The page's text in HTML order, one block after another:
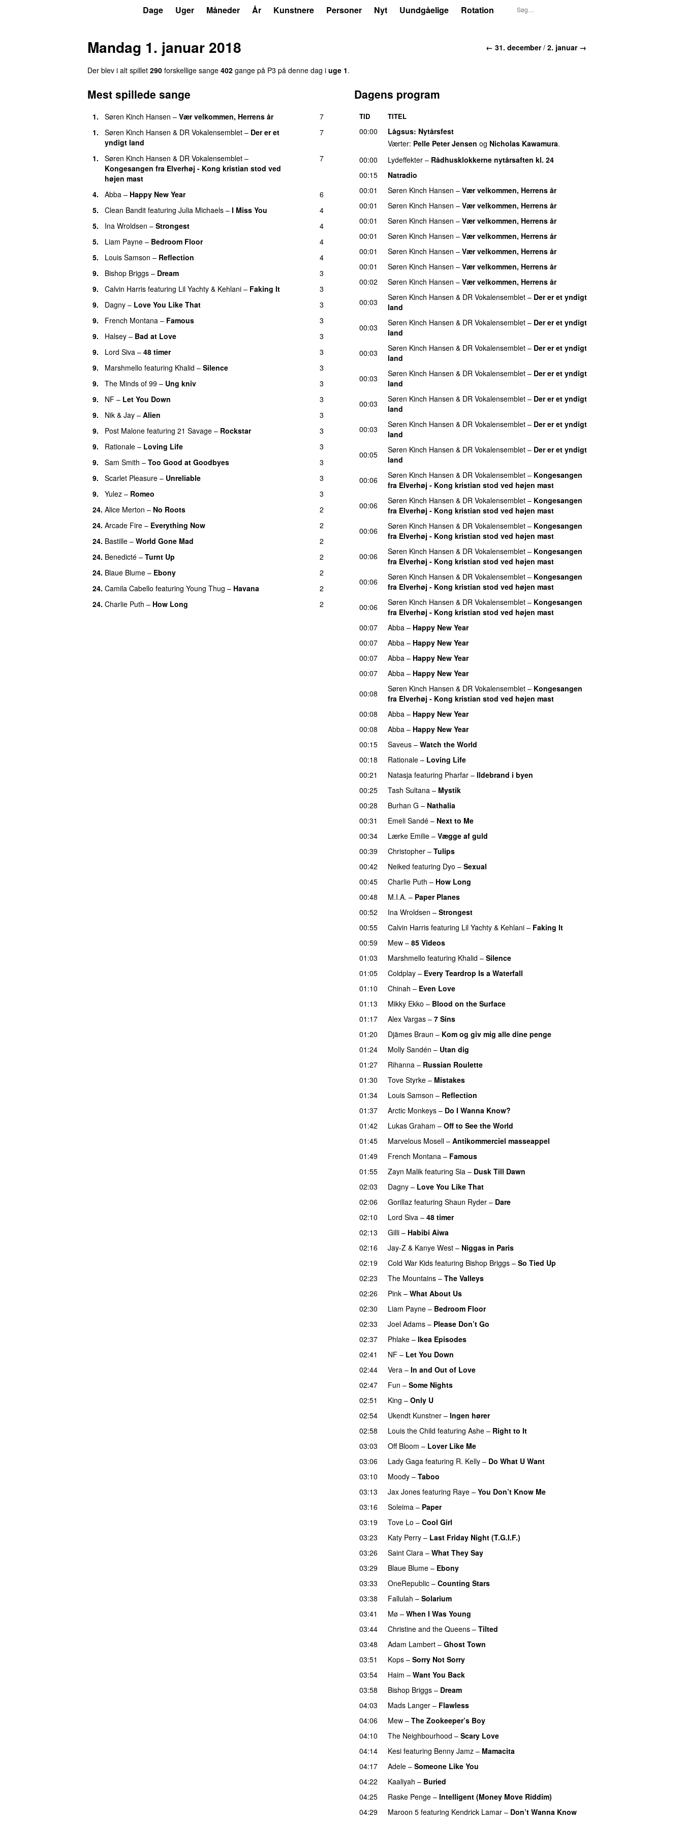
Dage Uger Måneder År Kunstnere Personer Nyt Uundgåelige Rotation
← 31. december/ 2. januar →
Mandag 1. januar 2018
Der blev i alt spillet 290 forskellige sange 402 gange på P3 på denne dag i uge 1.
Mest spillede sange
1. Søren Kinch Hansen – Vær velkommen, Herrens år
7
1.
Søren Kinch Hansen & DR Vokalensemblet – Der er et
yndigt land
7
1. Søren Kinch Hansen & DR Vokalensemblet –
Kongesangen fra Elverhøj - Kong kristian stod ved
højen mast
7
4. Abba – Happy New Year
6
5.
Clean Bandit featuring Julia Michaels – I Miss You
4
5.
Ina Wroldsen – Strongest
4
5.
Liam Payne – Bedroom Floor
4
5.
Louis Samson – Reflection
4
9.
Bishop Briggs – Dream
3
9.
Calvin Harris featuring Lil Yachty & Kehlani – Faking It
3
9.
Dagny – Love You Like That
3
9.
French Montana – Famous
3
9.
Halsey – Bad at Love
3
9.
Lord Siva – 48 timer
3
9.
Marshmello featuring Khalid – Silence
3
9.
The Minds of 99 – Ung kniv
3
9.
NF – Let You Down
3
9.
Nik & Jay – Alien
3
9.
Post Malone featuring 21 Savage – Rockstar
3
9.
Rationale – Loving Life
3
9.
Sam Smith – Too Good at Goodbyes
3
9.
Scarlet Pleasure – Unreliable
3
9.
Yulez – Romeo
3
24. Alice Merton – No Roots
2
24. Arcade Fire – Everything Now
2
24. Bastille – World Gone Mad
2
24. Benedicté – Turnt Up
2
24. Blaue Blume – Ebony
2
24. Camila Cabello featuring Young Thug – Havana
2
24. Charlie Puth – How Long 2
Dagens program
TID TITEL
00:00 Lågsus: Nytårsfest
Værter: Pelle Peter Jensen og Nicholas Kawamura.
00:00
Lydeffekter – Rådhusklokkerne nytårsaften kl. 24
00:15
Natradio
00:01
Søren Kinch Hansen – Vær velkommen, Herrens år
00:01
Søren Kinch Hansen – Vær velkommen, Herrens år
00:01
Søren Kinch Hansen – Vær velkommen, Herrens år
00:01
Søren Kinch Hansen – Vær velkommen, Herrens år
00:01
Søren Kinch Hansen – Vær velkommen, Herrens år
00:01
Søren Kinch Hansen – Vær velkommen, Herrens år
00:02
Søren Kinch Hansen – Vær velkommen, Herrens år
00:03
Søren Kinch Hansen & DR Vokalensemblet – Der er et yndigt
land
00:03
Søren Kinch Hansen & DR Vokalensemblet – Der er et yndigt
land
00:03
Søren Kinch Hansen & DR Vokalensemblet – Der er et yndigt
land
00:03
Søren Kinch Hansen & DR Vokalensemblet – Der er et yndigt
land
00:03
Søren Kinch Hansen & DR Vokalensemblet – Der er et yndigt
land
00:03
Søren Kinch Hansen & DR Vokalensemblet – Der er et yndigt
land
00:05
Søren Kinch Hansen & DR Vokalensemblet – Der er et yndigt
land
00:06
Søren Kinch Hansen & DR Vokalensemblet – Kongesangen
fra Elverhøj - Kong kristian stod ved højen mast
00:06
Søren Kinch Hansen & DR Vokalensemblet – Kongesangen
fra Elverhøj - Kong kristian stod ved højen mast
00:06
Søren Kinch Hansen & DR Vokalensemblet – Kongesangen
fra Elverhøj - Kong kristian stod ved højen mast
00:06
Søren Kinch Hansen & DR Vokalensemblet – Kongesangen
fra Elverhøj - Kong kristian stod ved højen mast
00:06
Søren Kinch Hansen & DR Vokalensemblet – Kongesangen
fra Elverhøj - Kong kristian stod ved højen mast
00:06
Søren Kinch Hansen & DR Vokalensemblet – Kongesangen
fra Elverhøj - Kong kristian stod ved højen mast
00:07
Abba – Happy New Year
00:07
Abba – Happy New Year
00:07
Abba – Happy New Year
00:07
Abba – Happy New Year
00:08
Søren Kinch Hansen & DR Vokalensemblet – Kongesangen
fra Elverhøj - Kong kristian stod ved højen mast
00:08
Abba – Happy New Year
00:08
Abba – Happy New Year
00:15
Saveus – Watch the World
00:18
Rationale – Loving Life
00:21
Natasja featuring Pharfar – Ildebrand i byen
00:25 Tash Sultana – Mystik
00:28 Burhan G – Nathalia
00:31
Emeli Sandé – Next to Me
00:34
Lærke Emilie – Vægge af guld
00:39
Christopher – Tulips
00:42
Neiked featuring Dyo – Sexual
00:45 Charlie Puth – How Long
00:48
M.I.A. – Paper Planes
00:52 Ina Wroldsen – Strongest
00:55
Calvin Harris featuring Lil Yachty & Kehlani – Faking It
00:59
Mew – 85 Videos
01:03
Marshmello featuring Khalid – Silence
01:05
Coldplay – Every Teardrop Is a Waterfall
01:10
Chinah – Even Love
01:13 Mikky Ekko – Blood on the Surface
01:17
Alex Vargas – 7 Sins
01:20
Djämes Braun – Kom og giv mig alle dine penge
01:24
Molly Sandén – Utan dig
01:27
Rihanna – Russian Roulette
01:30
Tove Styrke – Mistakes
01:34
Louis Samson – Reflection
01:37 Arctic Monkeys – Do I Wanna Know?
01:42
Lukas Graham – Off to See the World
01:45
Marvelous Mosell – Antikommerciel masseappel
01:49 French Montana – Famous
01:55
Zayn Malik featuring Sia – Dusk Till Dawn
02:03
Dagny – Love You Like That
02:06 Gorillaz featuring Shaun Ryder – Dare
02:10
Lord Siva – 48 timer
02:13
Gilli – Habibi Aiwa
02:16
Jay-Z & Kanye West – Niggas in Paris
02:19
Cold War Kids featuring Bishop Briggs – So Tied Up
02:23
The Mountains – The Valleys
02:26
Pink – What About Us
02:30
Liam Payne – Bedroom Floor
02:33
Joel Adams – Please Don’t Go
02:37
Phlake – Ikea Episodes
02:41
NF – Let You Down
02:44
Vera – In and Out of Love
02:47 Fun – Some Nights
02:51
King – Only U
02:54
Ukendt Kunstner – Ingen hører
02:58 Louis the Child featuring Ashe – Right to It
03:03
Off Bloom – Lover Like Me
03:06
Lady Gaga featuring R. Kelly – Do What U Want
03:10
Moody – Taboo
03:13
Jax Jones featuring Raye – You Don’t Know Me
03:16
Soleima – Paper
03:19
Tove Lo – Cool Girl
03:23
Katy Perry – Last Friday Night (T.G.I.F.)
03:26
Saint Clara – What They Say
03:29
Blaue Blume – Ebony
03:33 OneRepublic – Counting Stars
03:38
Fallulah – Solarium
03:41
Mø – When I Was Young
03:44
Christine and the Queens – Tilted
03:48
Adam Lambert – Ghost Town
03:51
Kops – Sorry Not Sorry
03:54
Haim – Want You Back
03:58
Bishop Briggs – Dream
04:03 Mads Langer – Flawless
04:06
Mew – The Zookeeper’s Boy
04:10 The Neighbourhood – Scary Love
04:14
Kesi featuring Benny Jamz – Mamacita
04:17 Adele – Someone Like You
04:22
Kaaliyah – Buried
04:25
Raske Penge – Intelligent (Money Move Riddim)
04:29
Maroon 5 featuring Kendrick Lamar – Don’t Wanna Know